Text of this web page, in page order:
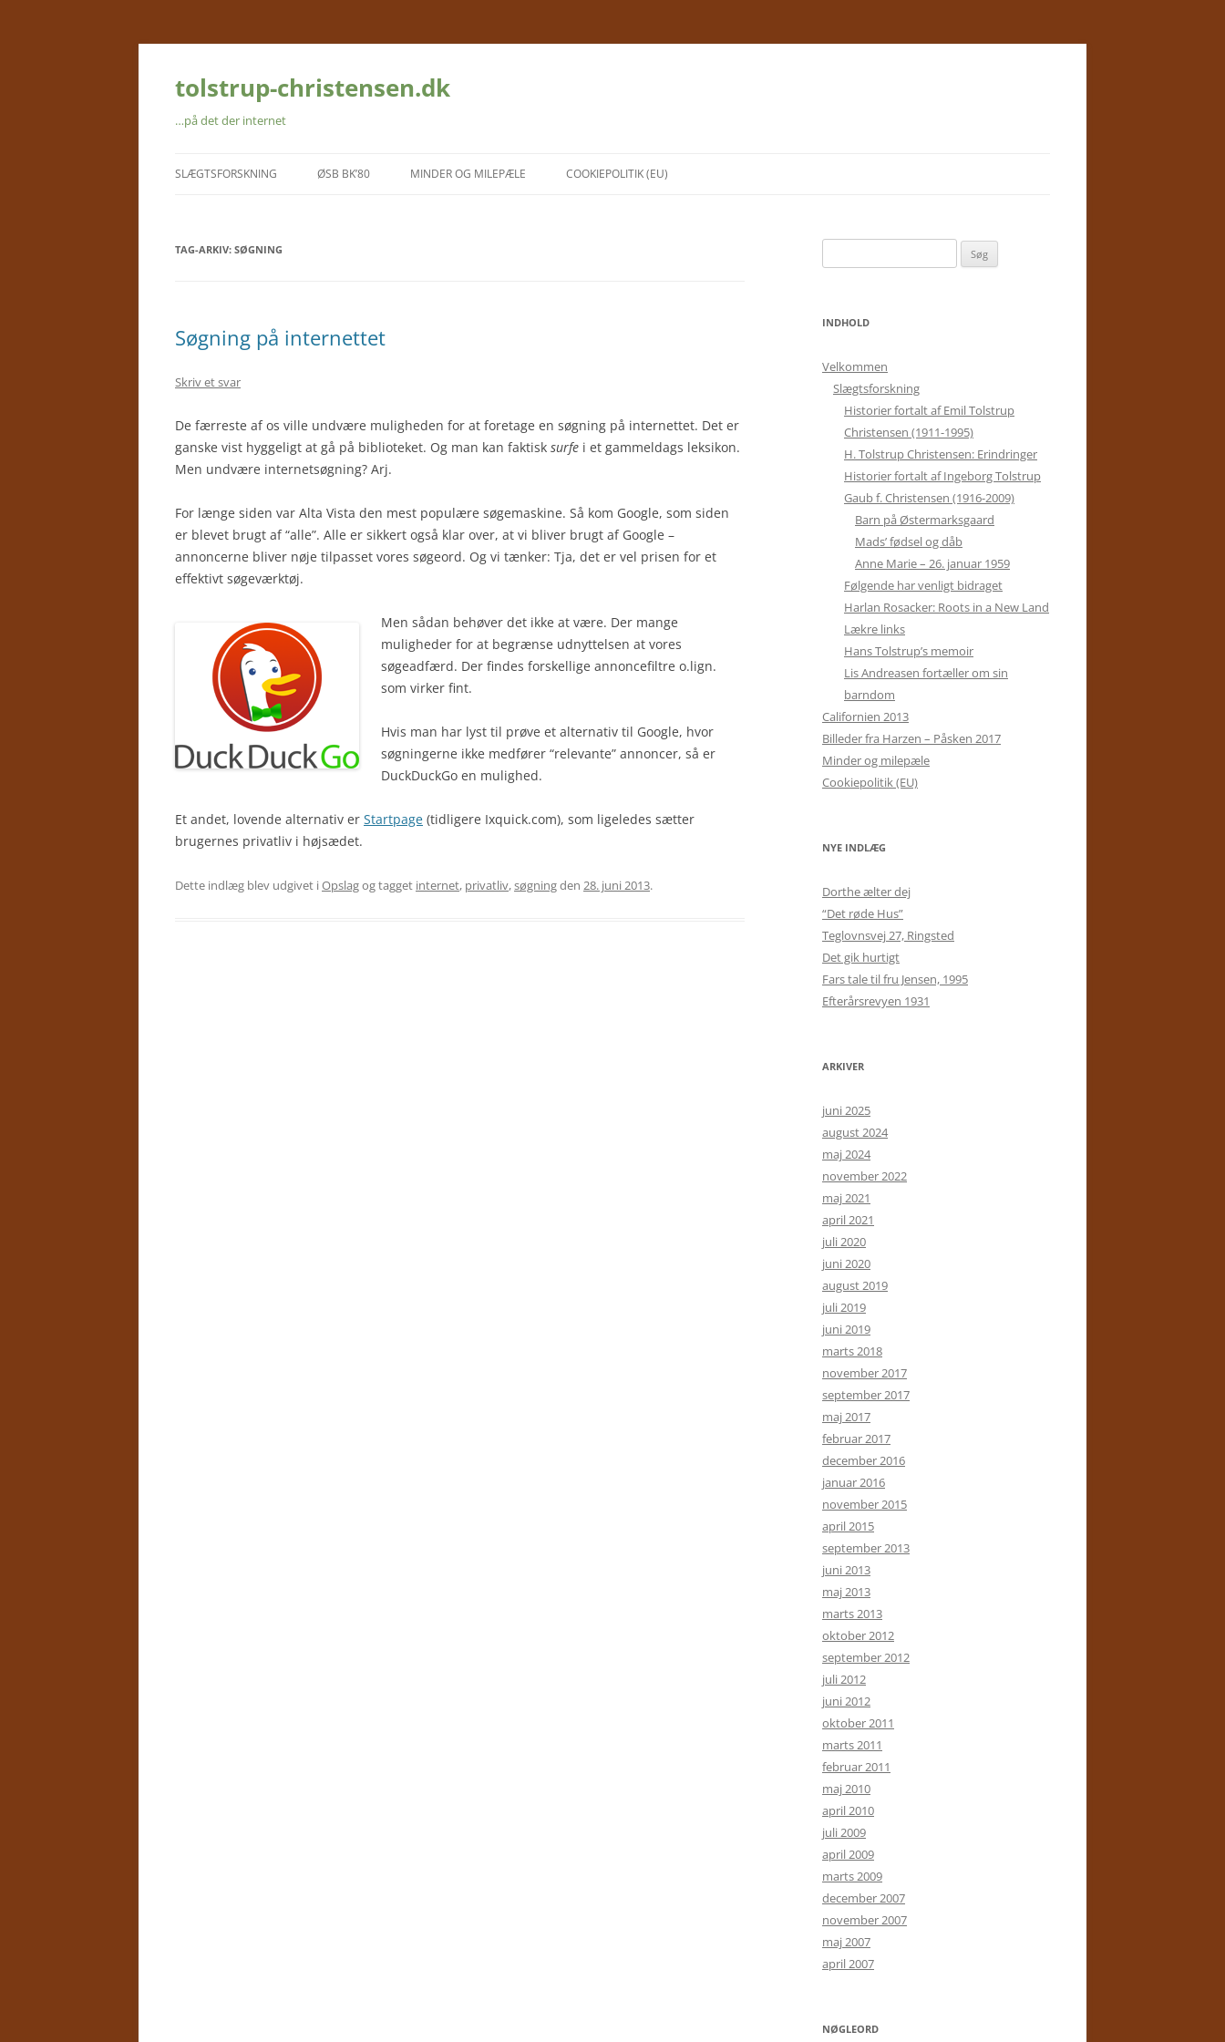
Hop
indhold
tolstrup-christensen.dk
…på det der internet
SLÆGTSFORSKNING
FARFAR FORTÆLLER
ØSB BK’80 MINDER OG MILEPÆLE COOKIEPOLITIK (EU)
TAG-ARKIV: SØGNING
Søgning på internettet
Skriv et svar
De færreste af os ville undvære muligheden for at foretage en søgning på internettet. Det er
ganske vist hyggeligt at gå på biblioteket. Og man kan faktisk surfe i et gammeldags leksikon.
Men undvære internetsøgning? Arj.
For længe siden var Alta Vista den mest populære søgemaskine. Så kom Google, som siden
er blevet brugt af “alle”. Alle er sikkert også klar over, at vi bliver brugt af Google –
annoncerne bliver nøje tilpasset vores søgeord. Og vi tænker: Tja, det er vel prisen for et
effektivt søgeværktøj.
Men sådan behøver det ikke at være. Der mange
muligheder for at begrænse udnyttelsen at vores
søgeadfærd. Der findes forskellige annoncefiltre o.lign.
som virker fint.
Hvis man har lyst til prøve et alternativ til Google, hvor
søgningerne ikke medfører “relevante” annoncer, så er
DuckDuckGo en mulighed.
Et andet, lovende alternativ er Startpage (tidligere Ixquick.com), som ligeledes sætter
brugernes privatliv i højsædet.
Dette indlæg blev udgivet iOpslagog tagget internet, privatliv,søgningden 28. juni 2013.
efter:
INDHOLD
Velkommen
Slægtsforskning
Historier fortalt af Emil Tolstrup
Christensen (1911-1995)
H. Tolstrup Christensen: Erindringer
Historier fortalt af Ingeborg Tolstrup
Gaub f. Christensen (1916-2009)
Barn på Østermarksgaard
Mads’ fødsel og dåb
Anne Marie – 26. januar 1959
Følgende har venligt bidraget
Harlan Rosacker: Roots in a New Land
Lækre links
Hans Tolstrup’s memoir
Lis Andreasen fortæller om sin
barndom
Californien 2013
Billeder fra Harzen – Påsken 2017
Minder og milepæle
Cookiepolitik (EU)
NYE INDLÆG
Dorthe ælter dej
“Det røde Hus”
Teglovnsvej 27, Ringsted
Det gik hurtigt
Fars tale til fru Jensen, 1995
Efterårsrevyen 1931
ARKIVER
juni 2025
august 2024
maj 2024
november 2022
maj 2021
april 2021
juli 2020
juni 2020
august 2019
juli 2019
juni 2019
marts 2018
november 2017
september 2017
maj 2017
februar 2017
december 2016
januar 2016
november 2015
april 2015
september 2013
juni 2013
maj 2013
marts 2013
oktober 2012
september 2012
juli 2012
juni 2012
oktober 2011
marts 2011
februar 2011
maj 2010
april 2010
juli 2009
april 2009
marts 2009
december 2007
november 2007
maj 2007
april 2007
NØGLEORD